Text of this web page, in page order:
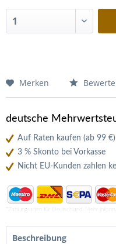
Merken
deutsche
Auf Raten kaufen (ab 99
3 % Skonto bei Vorkasse
Nicht EU-Kunden zahlen
*Zahlungsarten für Deutschland. Mehr
Beschreibung